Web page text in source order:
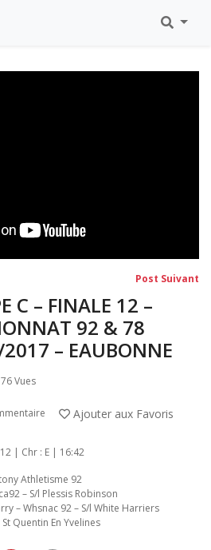
Post Suivant
C – FINALE 12 –
92 & 78
– EAUBONNE
Vues
Ajouter aux Favoris
| Chr : E | 16:42
Athletisme 92
– S/l Plessis Robinson
– Whsnac 92 – S/l White Harriers
St Quentin En Yvelines